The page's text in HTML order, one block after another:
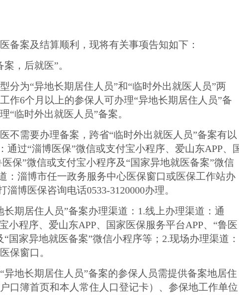
备案及结算顺利，现将有关事项告知如下：
案，后就医”。
分为“异地长期居住人员”和“临时外出就医人员”两
作6个月以上的参保人可办理“异地长期居住人员”备
“临时外出就医人员”备案。
不需要办理备案，跨省“临时外出就医人员”备案有以
通过“淄博医保”微信或支付宝小程序、爱山东APP、
保”微信或支付宝小程序及“国家异地就医备案”微信
：淄博市任一政务服务中心医保窗口或医保工作站办
博医保咨询电话0533-3120000办理。
长期居住人员”备案办理渠道： 1.线上办理渠道： 通
小程序、爱山东APP、国家医保服务平台APP、“鲁医
国家异地就医备案”微信小程序等；2.现场办理渠道：
保窗口。
“异地长期居住人员”备案的参保人员需提供备案地居住
户口簿首页和本人常住人口登记卡）、参保地工作单位